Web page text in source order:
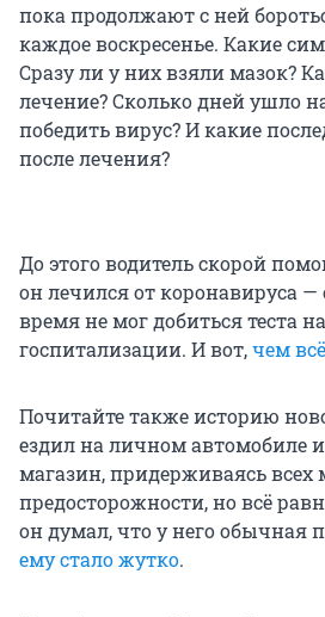
пока продолжают с ней
каждое воскресенье. Какие
Сразу ли у них взяли мазок?
лечение? Сколько дней ушло
победить вирус? И какие
после лечения?
До этого водитель скорой
он лечился от коронавируса —
время не мог добиться теста
госпитализации. И вот,чем
Почитайте также историю
ездил на личном автомобиле
магазин, придерживаясь всех
предосторожности, но всё
он думал, что у него обычная
ему стало жутко.